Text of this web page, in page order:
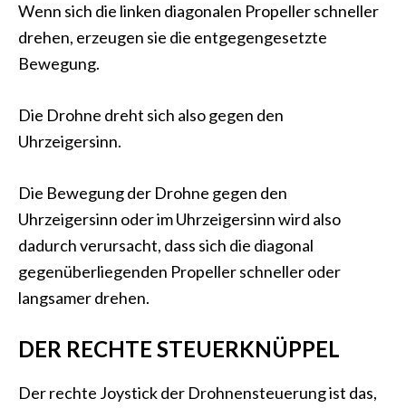
Wenn sich die linken diagonalen Propeller schneller
drehen, erzeugen sie die entgegengesetzte
Bewegung.
Die Drohne dreht sich also gegen den
Uhrzeigersinn.
Die Bewegung der Drohne gegen den
Uhrzeigersinn oder im Uhrzeigersinn wird also
dadurch verursacht, dass sich die diagonal
gegenüberliegenden Propeller schneller oder
langsamer drehen.
DER RECHTE STEUERKNÜPPEL
Der rechte Joystick der Drohnensteuerung ist das,